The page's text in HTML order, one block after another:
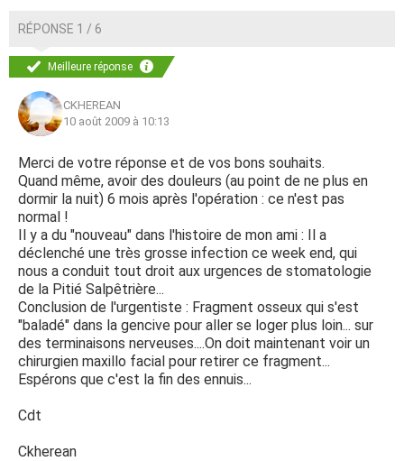
RÉPONSE 1 / 6
Meilleure réponse
CKHEREAN
10 août 2009 à 10:13
Merci de votre réponse et de vos bons souhaits.
Quand même, avoir des douleurs (au point de ne plus en
dormir la nuit) 6 mois après l'opération : ce n'est pas
normal !
Il y a du "nouveau" dans l'histoire de mon ami : Il a
déclenché une très grosse infection ce week end, qui
nous a conduit tout droit aux urgences de stomatologie
de la Pitié Salpêtrière...
Conclusion de l'urgentiste : Fragment osseux qui s'est
"baladé" dans la gencive pour aller se loger plus loin... sur
des terminaisons nerveuses....On doit maintenant voir un
chirurgien maxillo facial pour retirer ce fragment...
Espérons que c'est la fin des ennuis...
Cdt
Ckherean